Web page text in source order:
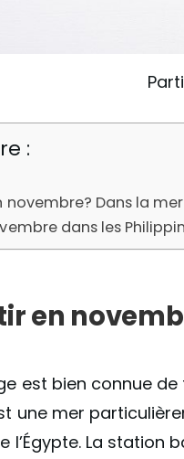
:
novembre? Dans la
dans les
en
est bien connue
une mer
l’Égypte. La station